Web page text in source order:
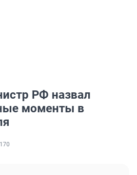
РФ назвал
моменты в
170